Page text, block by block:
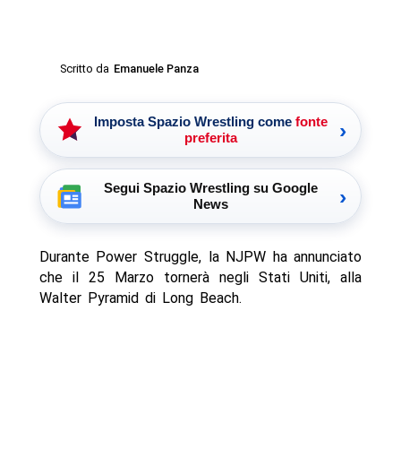
Scritto da Emanuele Panza
Imposta Spazio Wrestling come fonte
preferita
›
Segui Spazio Wrestling su Google
News
›
Durante Power Struggle, la NJPW ha annunciato
che il 25 Marzo tornerà negli Stati Uniti, alla
Walter Pyramid di Long Beach.